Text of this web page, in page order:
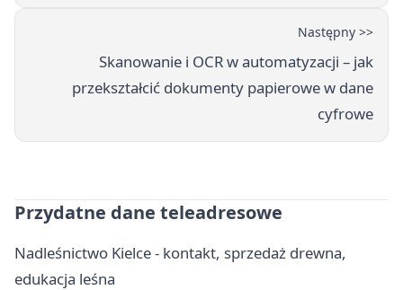
Następny >>
Skanowanie i OCR w automatyzacji – jak
przekształcić dokumenty papierowe w dane
cyfrowe
Przydatne dane teleadresowe
Nadleśnictwo Kielce - kontakt, sprzedaż drewna,
edukacja leśna